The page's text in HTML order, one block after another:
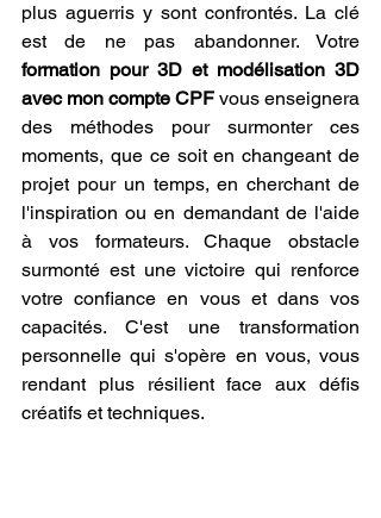
plus aguerris y sont confrontés. La clé
formation pour 3D et modélisation 3D
avec mon compte CPF vous enseignera
des méthodes pour surmonter ces
moments, que ce soit en changeant de
projet pour un temps, en cherchant de
l'inspiration ou en demandant de l'aide
à vos formateurs. Chaque obstacle
surmonté est une victoire qui renforce
votre confiance en vous et dans vos
capacités. C'est une transformation
personnelle qui s'opère en vous, vous
rendant plus résilient face aux défis
créatifs et techniques.